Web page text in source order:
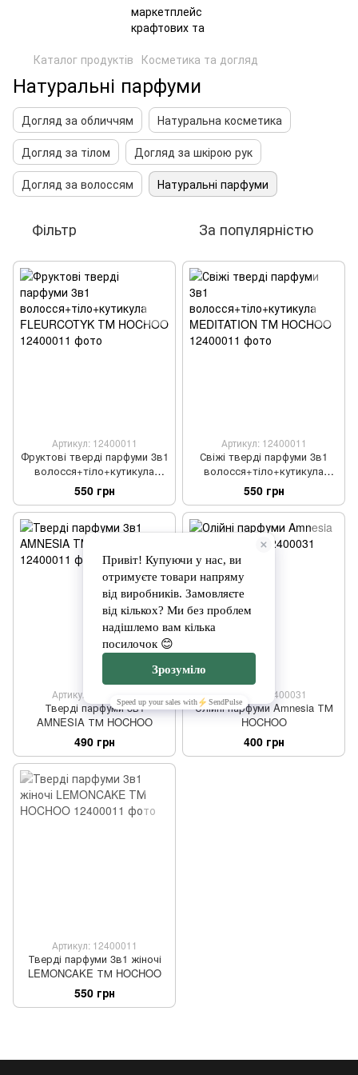
Каталог продуктів Косметика та догляд
Натуральні парфуми
Догляд за обличчям
Натуральна косметика
Догляд за тілом
Догляд за шкірою рук
Догляд за волоссям
Натуральні парфуми
Фільтр За популярністю
Артикул: 12400011
Фруктові тверді парфуми 3в1
волосся+тіло+кутикула
FLEURCOTYK ТМ HOCHOO
550 грн
Артикул: 12400011
Свіжі тверді парфуми 3в1
волосся+тіло+кутикула
MEDITATION ТМ HOCHOO
550 грн
Артикул: 12400011
Тверді парфуми 3в1
AMNESIA ТМ HOCHOO
490 грн
Артикул: 12400031
Олійні парфуми Amnesia ТМ
HOCHOO
400 грн
Артикул: 12400011
Тверді парфуми 3в1 жіночі
LEMONCAKE ТМ HOCHOO
550 грн